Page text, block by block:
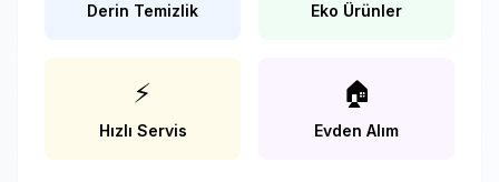
Derin Temizlik Eko Ürünler
⚡
Hızlı Servis
🏠
Evden Alım